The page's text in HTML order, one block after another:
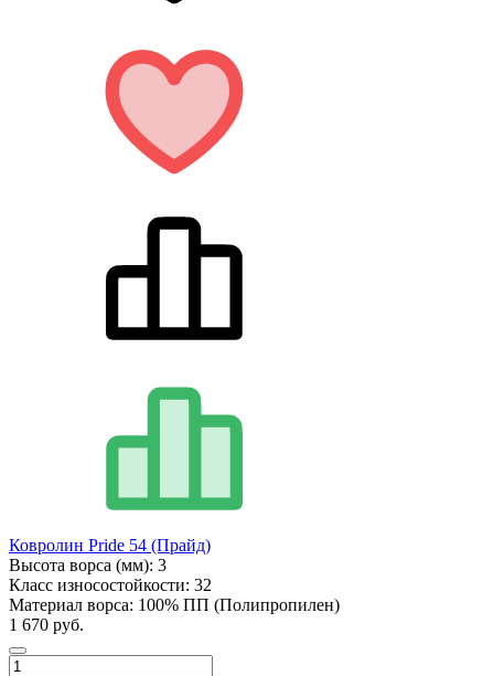
Ковролин Pride 54 (Прайд)
Высота ворса (мм): 3
Класс износостойкости: 32
Материал ворса: 100% ПП (Полипропилен)
1 670 руб.